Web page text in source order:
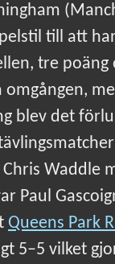
till att
tre poäng
omgången,
blev det
Waddle
Paul
Queens Park
5–5 vilket